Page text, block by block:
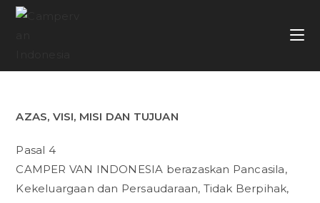
AZAS, VISI, MISI DAN TUJUAN
Pasal 4
CAMPER VAN INDONESIA berazaskan Pancasila,
Kekeluargaan dan Persaudaraan, Tidak Berpihak,